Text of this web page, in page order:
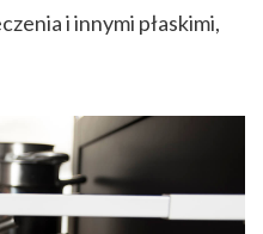
i innymi płaskimi,